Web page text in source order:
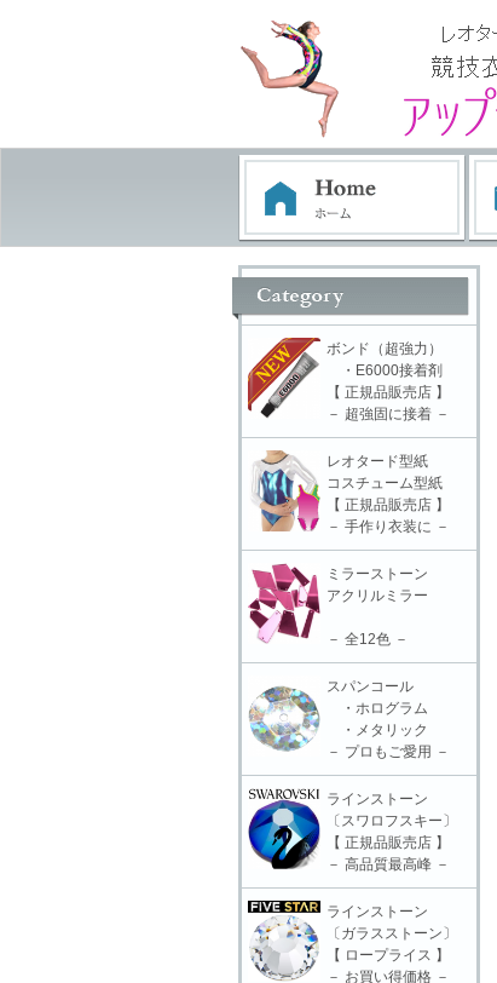
ボンド（超強力）
・E6000接着剤
【 正規品販売店 】
－ 超強固に接着 －
レオタード型紙
コスチューム型紙
【 正規品販売店 】
－ 手作り衣装に －
ミラーストーン
アクリルミラー
－ 全12色 －
スパンコール
・ホログラム
・メタリック
－ プロもご愛用 －
ラインストーン
〔スワロフスキー〕
【 正規品販売店 】
－ 高品質最高峰 －
ラインストーン
〔ガラスストーン〕
【 ロープライス 】
－ お買い得価格 －